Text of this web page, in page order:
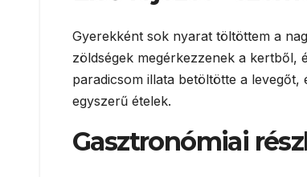
Gyerekként sok nyarat töltöttem a
zöldségek megérkezzenek a kertből,
paradicsom illata betöltötte a levegőt,
egyszerű ételek.
Gasztronómiai